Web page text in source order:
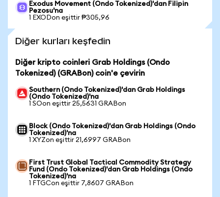
Exodus Movement (Ondo Tokenized)'dan Filipin
Pezosu'na
1 EXODon eşittir ₱305,96
Diğer kurları keşfedin
Diğer kripto coinleri Grab Holdings (Ondo
Tokenized) (GRABon) coin'e çevirin
Southern (Ondo Tokenized)'dan Grab Holdings
(Ondo Tokenized)'na
1 SOon eşittir 25,5631 GRABon
Block (Ondo Tokenized)'dan Grab Holdings (Ondo
Tokenized)'na
1 XYZon eşittir 21,6997 GRABon
First Trust Global Tactical Commodity Strategy
Fund (Ondo Tokenized)'dan Grab Holdings (Ondo
Tokenized)'na
1 FTGCon eşittir 7,8607 GRABon